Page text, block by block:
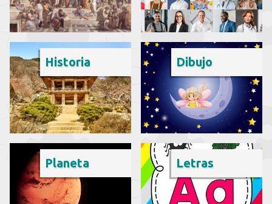
Historia Dibujo
Planeta Letras